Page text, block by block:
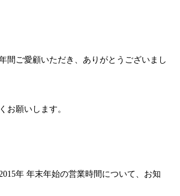
間ご愛顧いただき、ありがとうございまし
お願いします。
年 年末年始の営業時間について、お知